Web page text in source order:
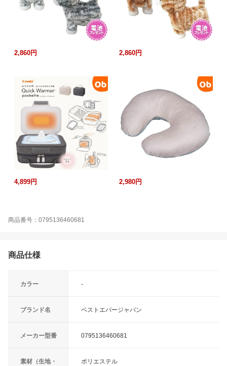
2,860円 2,860円
4,899円 2,980円
商品番号：0795136460681
商品仕様
カラー -
ブランド名 ベストエバージャパン
メーカー型番 0795136460681
素材（生地・
ポリエステル